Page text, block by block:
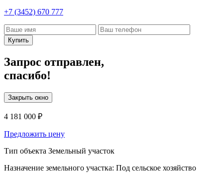
+7 (3452) 670 777
Купить
Запрос отправлен,
спасибо!
Закрыть окно
4 181 000 ₽
Предложить цену
Тип объекта Земельный участок
Назначение земельного участка: Под сельское хозяйство